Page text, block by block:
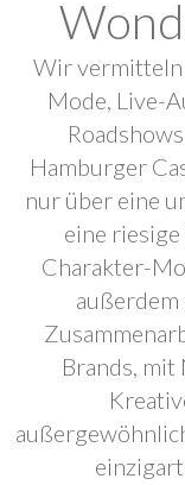
Wir vermitteln
Mode, Live-
Hamburger
nur über eine
eine
Charakter-
Brands,